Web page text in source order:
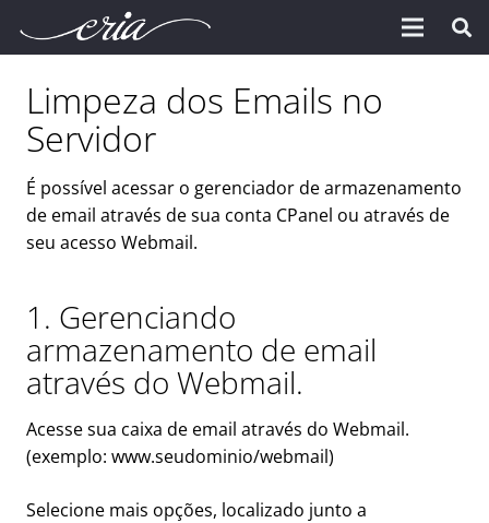
Limpeza dos Emails no
Servidor
É possível acessar o gerenciador de armazenamento
de email através de sua conta CPanel ou através de
seu acesso Webmail.
1. Gerenciando
armazenamento de email
através do Webmail.
Acesse sua caixa de email através do Webmail.
(exemplo: www.seudominio/webmail)
Selecione mais opções, localizado junto a